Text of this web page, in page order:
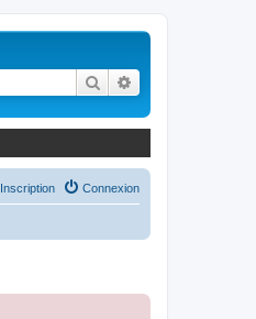
Rechercher
Connexion
Inscription